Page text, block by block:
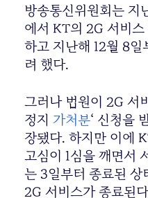
방송통신위원회는 지
에서 KT의 2G 서비
하고 지난해 12월 8
려 했다.
그러나 법원이 2G 서
정지 가처분‘ 신청을
장됐다. 하지만 이에
고심이 1심을 깨면서
는 3일부터 종료된 상
2G 서비스가 종료된